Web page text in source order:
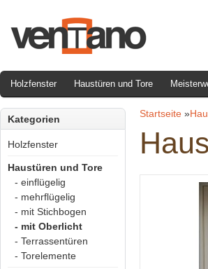
Holzfenster Haustüren und Tore
Kategorien
Holzfenster
Haustüren und Tore
- einflügelig
- mehrflügelig
- mit Stichbogen
- mit Oberlicht
- Terrassentüren
- Torelemente
Startseite »